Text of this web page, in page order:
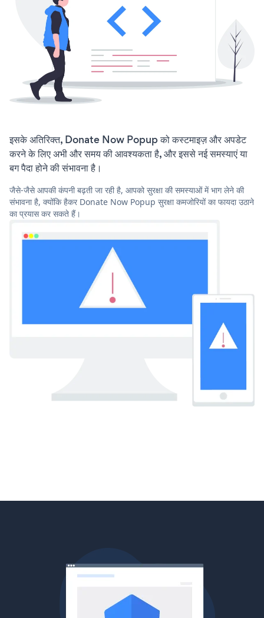
इसके अतिरिक्त, Donate Now Popup को कस्टमाइज़ और अपडेट
करने के लिए अभी और समय की आवश्यकता है, और इससे नई समस्याएं या
बग पैदा होने की संभावना है।
जैसे-जैसे आपकी कंपनी बढ़ती जा रही है, आपको सुरक्षा की समस्याओं में भाग लेने की
संभावना है, क्योंकि हैकर Donate Now Popup सुरक्षा कमजोरियों का फायदा उठाने
का प्रयास कर सकते हैं।